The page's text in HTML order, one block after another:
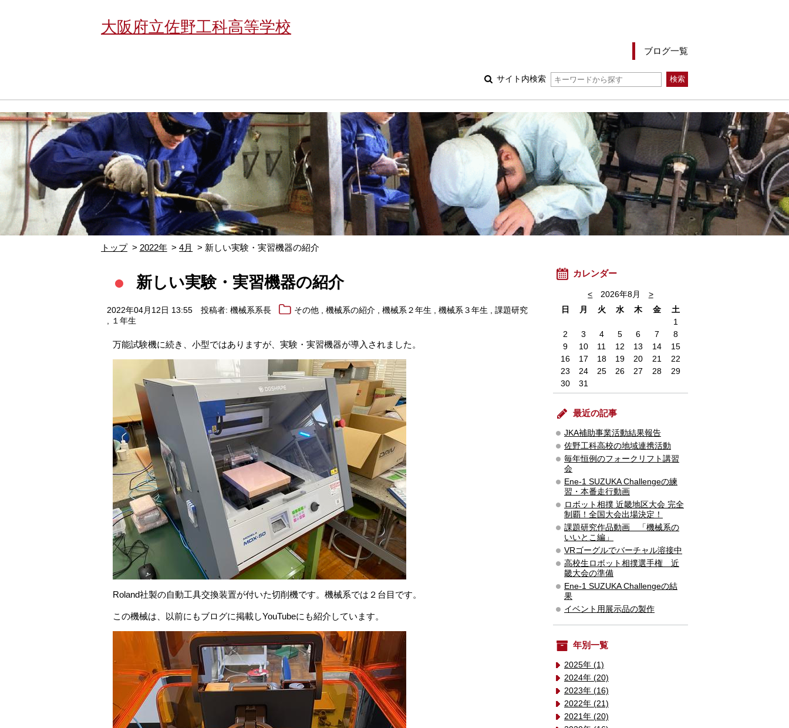
大阪府立佐野工科高等学校
ブログ一覧
サイト内検索
トップ 2022年 4月 新しい実験・実習機器の紹介
新しい実験・実習機器の紹介
2022年04月12日 13:55 投稿者: 機械系系長 その他 ,機械系の紹介 ,機械系２年生 ,機械系３年生 ,課題研究
１年生
万能試験機に続き、小型ではありますが、実験・実習機器が導入されました。
Roland社製の自動工具交換装置が付いた切削機です。機械系では２台目です。
この機械は、以前にもブログに掲載しYouTubeにも紹介しています。
カレンダー
< 2026年8月
>
日
月 火 水 木 金
土
1
2
3 4 5 6 7
8
9
10 11 12 13 14
15
16
17 18 19 20 21
22
23
24 25 26 27 28
29
30
31
最近の記事
JKA補助事業活動結果報告
佐野工科高校の地域連携活動
毎年恒例のフォークリフト講習
会
Ene-1 SUZUKA Challengeの練
習・本番走行動画
ロボット相撲 近畿地区大会 完全
制覇！全国大会出場決定！
課題研究作品動画 「機械系の
いいとこ編」
VRゴーグルでバーチャル溶接中
高校生ロボット相撲選手権 近
畿大会の準備
Ene-1 SUZUKA Challengeの結
果
イベント用展示品の製作
年別一覧
2025年 (1)
2024年 (20)
2023年 (16)
2022年 (21)
2021年 (20)